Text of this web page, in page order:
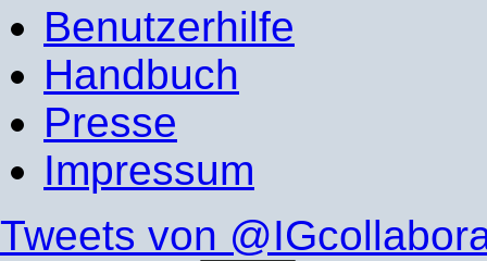
Benutzerhilfe
Handbuch
Presse
Impressum
Tweets von